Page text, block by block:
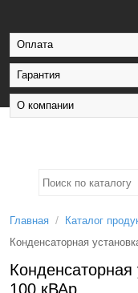
Оплата
Гарантия
О компании
Главная / Каталог
Конденсаторная
100 кВАр